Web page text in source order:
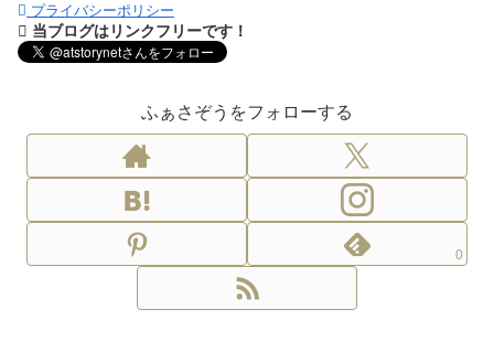
プライバシーポリシー
当ブログはリンクフリーです！
ふぁさぞうをフォローする
0